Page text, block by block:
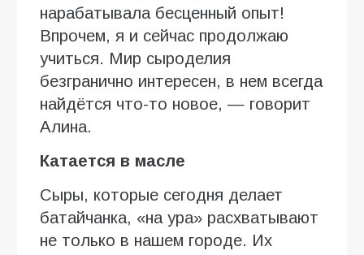
нарабатывала бесценный опыт!
Впрочем, я и сейчас продолжаю
учиться. Мир сыроделия
безгранично интересен, в нем всегда
найдётся что-то новое, — говорит
Алина.
Катается в масле
Сыры, которые сегодня делает
батайчанка, «на ура» расхватывают
не только в нашем городе. Их